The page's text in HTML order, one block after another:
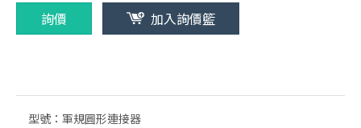
詢價 加入詢價籃
型號： 軍規圓形連接器